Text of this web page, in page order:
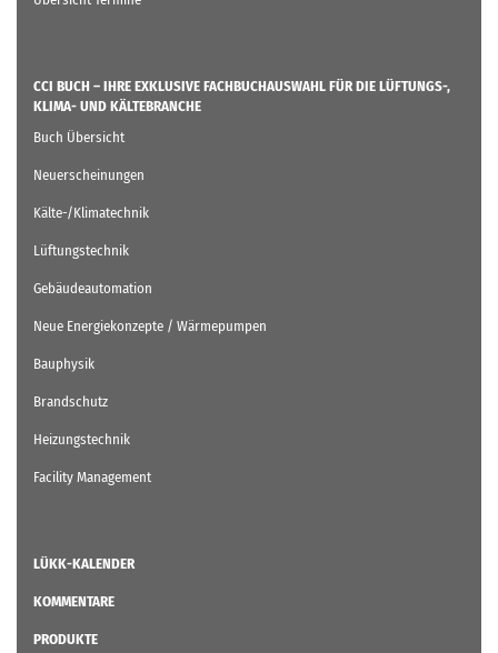
CCI BUCH – IHRE EXKLUSIVE FACHBUCHAUSWAHL FÜR DIE LÜFTUNGS-,
KLIMA- UND KÄLTEBRANCHE
Buch Übersicht
Neuerscheinungen
Kälte-/Klimatechnik
Lüftungstechnik
Gebäudeautomation
Neue Energiekonzepte / Wärmepumpen
Bauphysik
Brandschutz
Heizungstechnik
Facility Management
LÜKK-KALENDER
KOMMENTARE
PRODUKTE